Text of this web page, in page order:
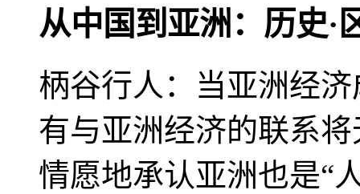
从中国到亚洲：历史·
柄谷行人：当亚洲经
有与亚洲经济的联系
情愿地承认亚洲也是“